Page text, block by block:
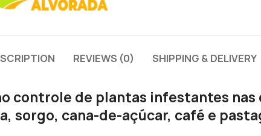
REVIEWS (0) SHIPPING & DELIVERY
controle de plantas infestantes
sorgo, cana-de-açúcar, café e